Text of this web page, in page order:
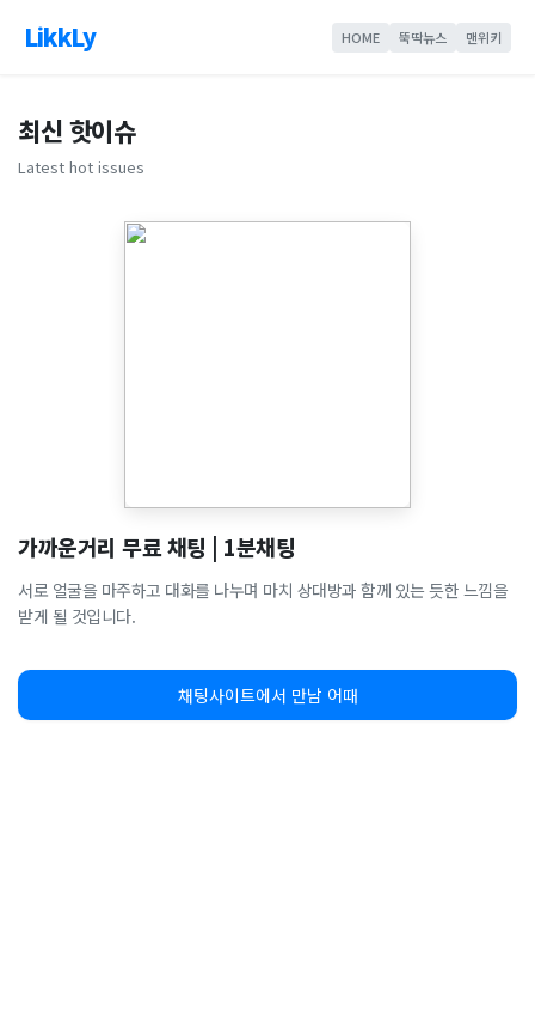
LikkLy HOME 뚝딱뉴스 맨위키
최신 핫이슈
Latest hot issues
가까운거리 무료 채팅 | 1분채팅
서로 얼굴을 마주하고 대화를 나누며 마치 상대방과 함께 있는 듯한 느낌을
받게 될 것입니다.
채팅사이트에서 만남 어때